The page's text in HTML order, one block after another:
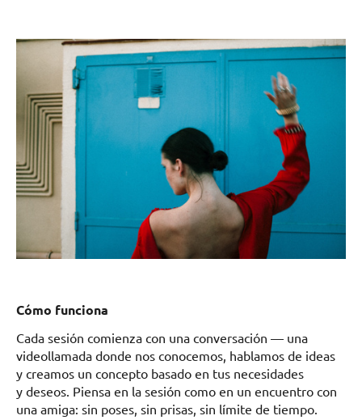
Cómo funciona
Cada sesión comienza con una conversación — una
videollamada donde nos conocemos, hablamos de ideas
y creamos un concepto basado en tus necesidades
y deseos. Piensa en la sesión como en un encuentro con
una amiga: sin poses, sin prisas, sin límite de tiempo.